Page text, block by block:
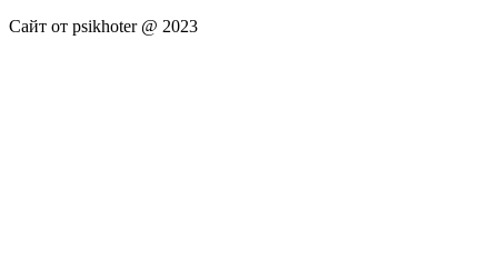
Сайт от psikhoter @ 2023